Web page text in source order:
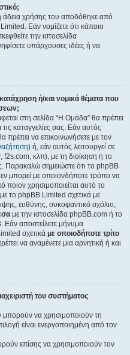
χρήσης του αποδόθηκε από
Εάν νομίζετε ότι κάποιο
την ιστοσελίδα
υπάρχουσες ιδέες ή να
ή/και νομικά θέματα που
στη σελίδα “Η Ομάδα” θα πρέπει
καταγγελίες σας. Εάν αυτός
πρέπει να επικοινωνήσετε με τον
) ή, εάν αυτός λειτουργεί σε
κλπ), με τη διοίκηση ή το
Παρακαλώ σημειώστε ότι το phpBB
μπορεί με οποιονδήποτε τρόπο να
χρησιμοποιείται αυτό το
το phpBB Limited σχετικά με
ευθύνης, συκοφαντικό σχόλιο,
με την ιστοσελίδα phpBB.com ή το
Εάν αποστείλετε μήνυμα
σχετικά με οποιοδήποτε τρίτο
να αναμένετε μια αρνητική ή και
του συστήματος
να χρησιμοποιούν τη
είναι ενεργοποιημένη από τον
επίσης να χρησιμοποιούν τον